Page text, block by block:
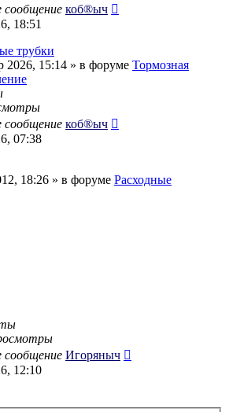
сообщение коб®ыч
18:51
трубки
2026, 15:14 » в форуме Тормозная
сообщение коб®ыч
07:38
18:26 » в форуме Расходные
сообщение Игоряныч
12:10